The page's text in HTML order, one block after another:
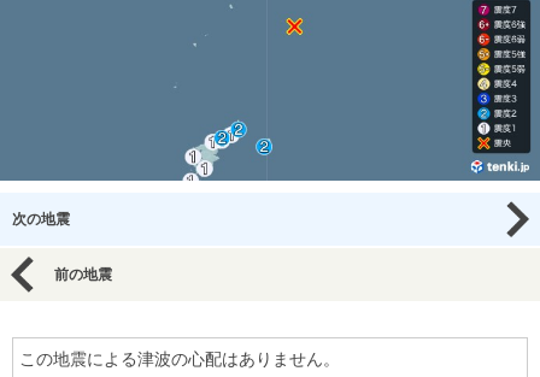
次の地震
前の地震
この地震による津波の心配はありません。